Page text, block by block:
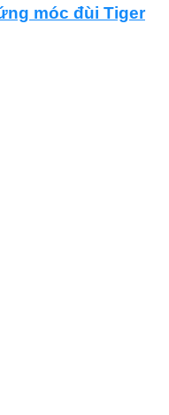
móc đùi Tiger